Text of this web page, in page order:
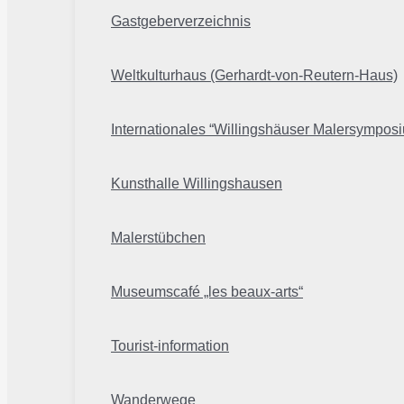
Gastgeberverzeichnis
Weltkulturhaus (Gerhardt-von-Reutern-Haus)
Internationales “Willingshäuser
Kunsthalle Willingshausen
Malerstübchen
Museumscafé „les beaux-arts“
Tourist-information
Wanderwege